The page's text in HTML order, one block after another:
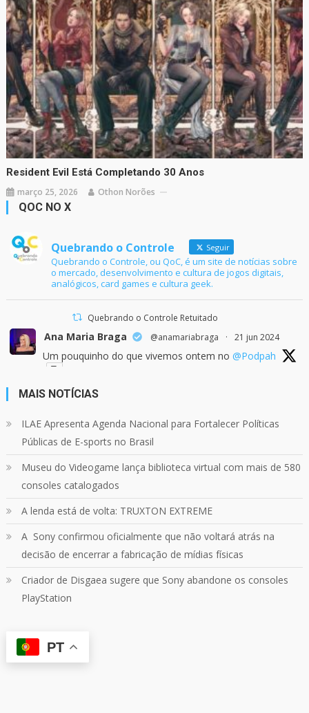
Resident Evil Está Completando 30 Anos
março 25, 2026 Othon Norões
QOC NO X
Quebrando o Controle Seguir
Quebrando o Controle, ou QoC, é um site de notícias sobre
o mercado, desenvolvimento e cultura de jogos digitais,
analógicos, card games e cultura geek.
Quebrando o Controle Retuitado
Ana Maria Braga @anamariabraga · 21 jun 2024
Um pouquinho do que vivemos ontem no @Podpah
Quebrando o Controle
Confira em nosso site o mais recente REVIEW de
Skull & Bones.
Mais em:
https://buff.ly/3yPhDN2
Carregar mais
MAIS NOTÍCIAS
ILAE Apresenta Agenda Nacional para Fortalecer Políticas
Públicas de E-sports no Brasil
Museu do Videogame lança biblioteca virtual com mais de 580
consoles catalogados
A lenda está de volta: TRUXTON EXTREME
A Sony confirmou oficialmente que não voltará atrás na
decisão de encerrar a fabricação de mídias físicas
Criador de Disgaea sugere que Sony abandone os consoles
PlayStation
PT